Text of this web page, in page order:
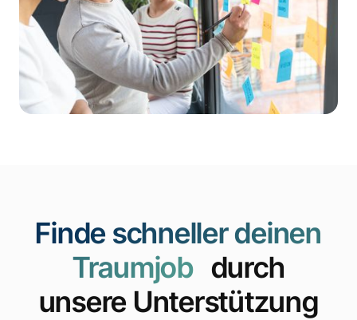
Finde schneller deinen
Traumjobdurch
unsere Unterstützung